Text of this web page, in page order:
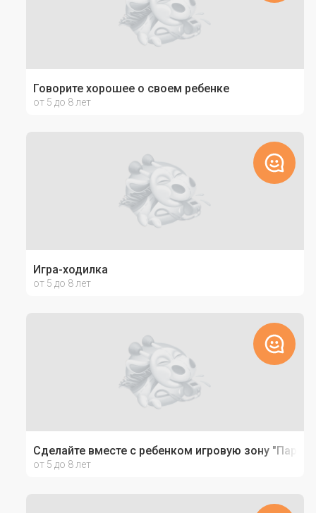
Говорите хорошее о своем ребенке
от 5 до 8 лет
Игра-ходилка
от 5 до 8 лет
Сделайте вместе с ребенком игровую зону "Парк
от 5 до 8 лет